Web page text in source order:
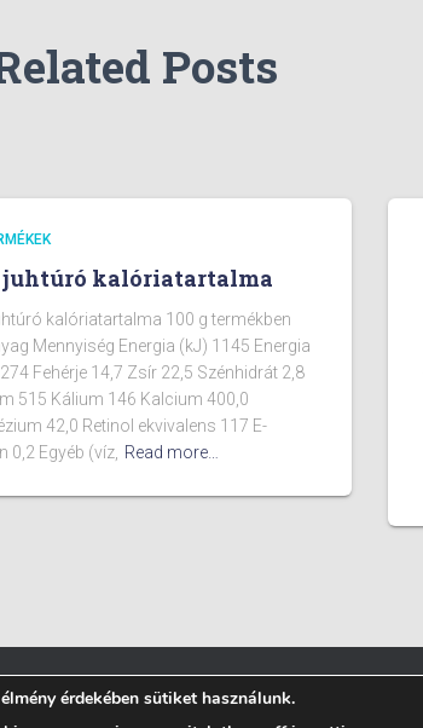
Posts
juhtúró kalóriatartalma
kalóriatartalma 100 g termékben
Mennyiség Energia (kJ) 1145 Energia
Fehérje 14,7 Zsír 22,5 Szénhidrát 2,8
515 Kálium 146 Kalcium 400,0
42,0 Retinol ekvivalens 117 E-
0,2 Egyéb (víz, Read more…
érdekében sütiket használunk.